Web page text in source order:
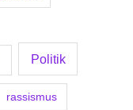
Politik
rassismus